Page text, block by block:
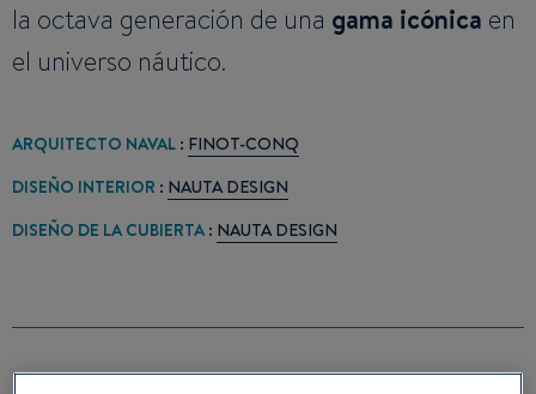
la octava generación de una gama icónica en
el universo náutico.
ARQUITECTO NAVAL : FINOT-CONQ
DISEÑO INTERIOR : NAUTA DESIGN
DISEÑO DE LA CUBIERTA: NAUTA DESIGN